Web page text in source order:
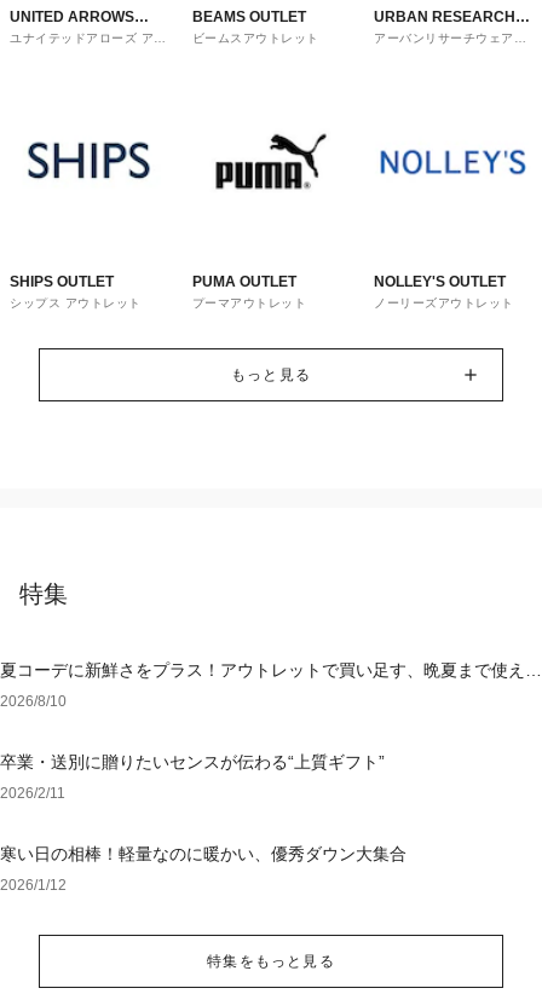
UNITED ARROWS
OUTLET
ユナイテッドアローズ アウ
BEAMS OUTLET
ビームスアウトレット
URBAN RESEARCH
ware house
アーバンリサーチウェアハ
SHIPS OUTLET
シップス アウトレット
PUMA OUTLET
プーマアウトレット
NOLLEY'S OUTLET
ノーリーズアウトレット
もっと見る
特集
夏コーデに新鮮さをプラス！アウトレットで買い足す、晩夏まで使える
アイテム
2026/8/10
卒業・送別に贈りたいセンスが伝わる“上質ギフト”
2026/2/11
寒い日の相棒！軽量なのに暖かい、優秀ダウン大集合
2026/1/12
特集をもっと見る